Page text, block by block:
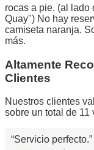
rocas a pie. (al lado
Quay") No hay
camiseta naranja.
más.
Altamente
Clientes
Nuestros clientes
sobre un total de 11
Servicio perfecto.